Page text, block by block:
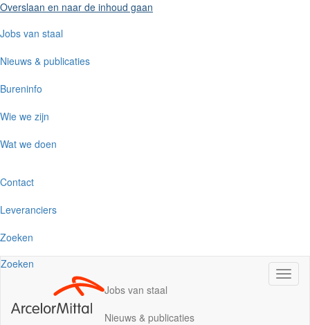
Overslaan en naar de inhoud gaan
Jobs van staal
Nieuws & publicaties
Bureninfo
Wie we zijn
Wat we doen
Contact
Leveranciers
Zoeken
Zoeken
Jobs van staal
Nieuws & publicaties